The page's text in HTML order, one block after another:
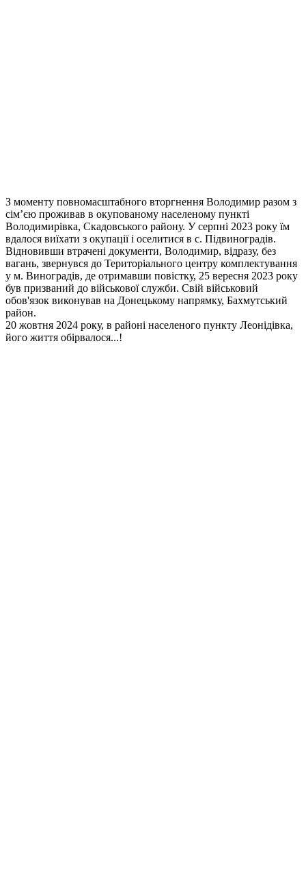
З моменту повномасштабного вторгнення Володимир разом з
сім’єю проживав в окупованому населеному пункті
Володимирівка, Скадовського району. У серпні 2023 року їм
вдалося виїхати з окупації і оселитися в с. Підвиноградів.
Відновивши втрачені документи, Володимир, відразу, без
вагань, звернувся до Територіального центру комплектування
у м. Виноградів, де отримавши повістку, 25 вересня 2023 року
був призваний до військової служби. Свій військовий
обов'язок виконував на Донецькому напрямку, Бахмутський
район.
20 жовтня 2024 року, в районі населеного пункту Леонідівка,
його життя обірвалося...!